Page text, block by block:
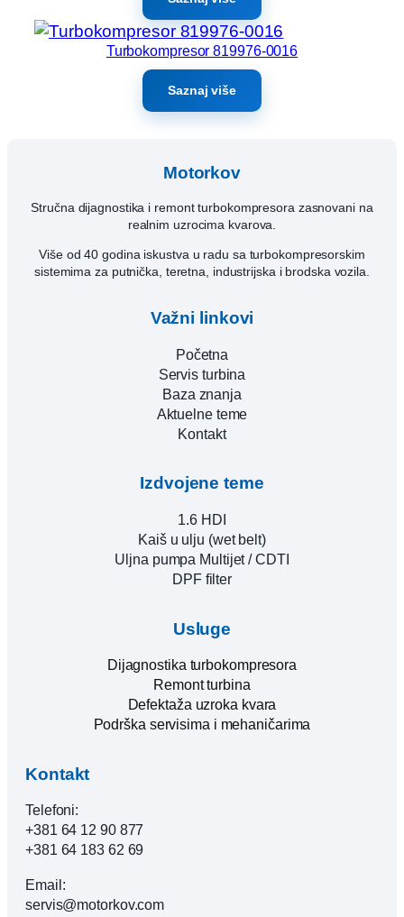
Turbokompresor 819976-0016
Saznaj više
Motorkov
Stručna dijagnostika i remont turbokompresora zasnovani na
realnim uzrocima kvarova.
Više od 40 godina iskustva u radu sa turbokompresorskim
sistemima za putnička, teretna, industrijska i brodska vozila.
Važni linkovi
Početna
Servis turbina
Baza znanja
Aktuelne teme
Kontakt
Izdvojene teme
1.6 HDI
Kaiš u ulju (wet belt)
Uljna pumpa Multijet / CDTI
DPF filter
Usluge
Dijagnostika turbokompresora
Remont turbina
Defektaža uzroka kvara
Podrška servisima i mehaničarima
Kontakt
Telefoni:
+381 64 12 90 877
+381 64 183 62 69
Email:
servis@motorkov.com